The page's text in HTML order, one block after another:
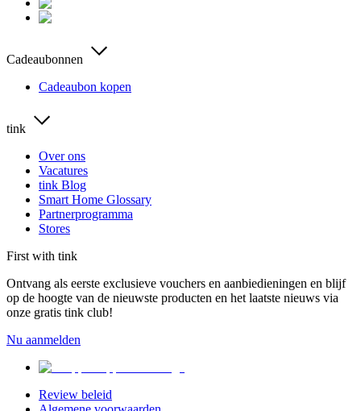
Cadeaubonnen
Cadeaubon kopen
tink
Over ons
Vacatures
tink Blog
Smart Home Glossary
Partnerprogramma
Stores
First with tink
Ontvang als eerste exclusieve vouchers en aanbiedieningen en blijf
op de hoogte van de nieuwste producten en het laatste nieuws via
onze gratis tink club!
Nu aanmelden
Review beleid